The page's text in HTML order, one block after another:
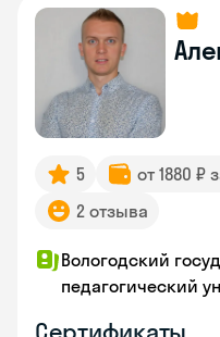
5 от 1880 ₽
2 отзыва
Вологодский
педагогический